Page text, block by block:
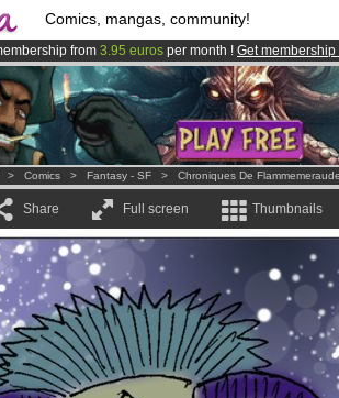
Comics, mangas, community!
from 3.95 euros per month ! Get membership
is now LIVE!.
membersand 1208 comics & mangas!.
> Comics > Fantasy - SF > Chroniques De
Share Full screen Thumbnails